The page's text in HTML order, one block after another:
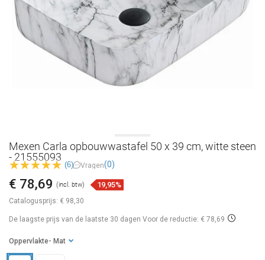
Mexen Carla opbouwwastafel 50 x 39 cm, witte steen
- 21555093
(6) Vragen(0)
Catalogusprijs: € 98,30
€ 78,69 (incl. btw) 19,95%
De laagste prijs van de laatste 30 dagen Voor de reductie: € 78,69
Oppervlakte - Mat